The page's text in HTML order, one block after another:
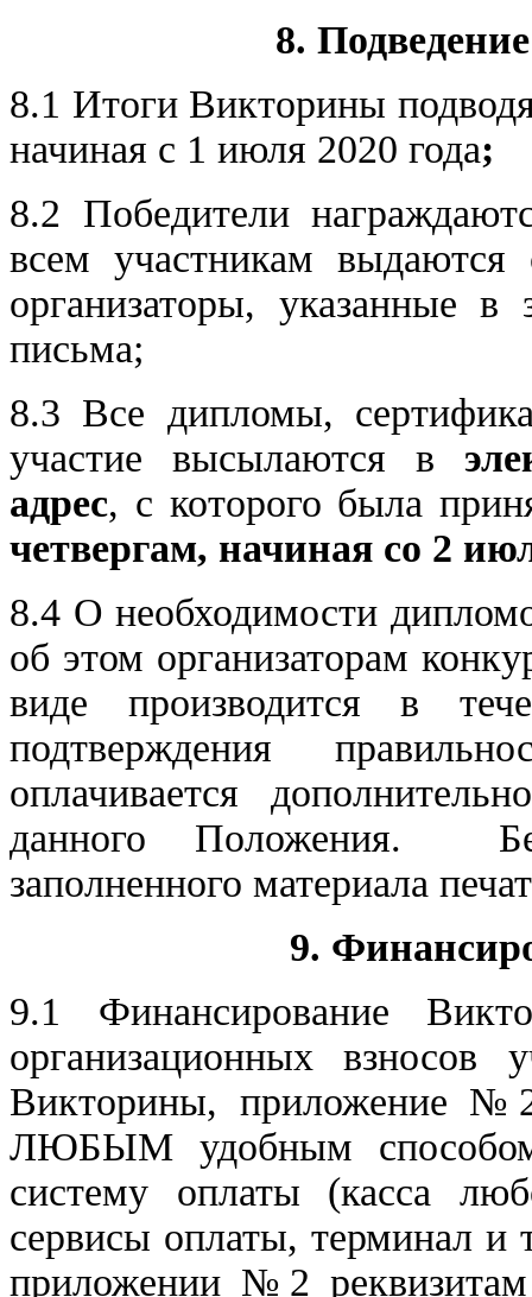
8.
8.1 Итоги Викторины
начиная с 1 июля 2020 года;
8.2 Победители
всем участникам выдаются
организаторы, указанные в
письма;
8.3 Все дипломы,
участие высылаются в
адрес, с которого была
четвергам, начиная со 2
8.4 О необходимости
об этом организаторам
виде производится в
подтверждения
оплачивается
данного Положения.
заполненного материала
9.
9.1 Финансирование
организационных взносов
Викторины, приложение
ЛЮБЫМ удобным
систему оплаты (касса
сервисы оплаты, терминал
приложении №2